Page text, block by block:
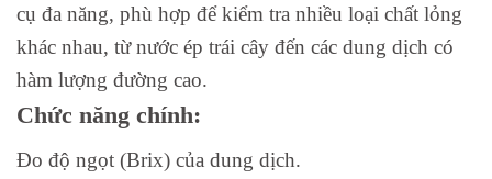
cụ đa năng, phù hợp để kiểm tra nhiều loại chất lỏng
khác nhau, từ nước ép trái cây đến các dung dịch có
hàm lượng đường cao.
Chức năng chính:
Đo độ ngọt (Brix) của dung dịch.